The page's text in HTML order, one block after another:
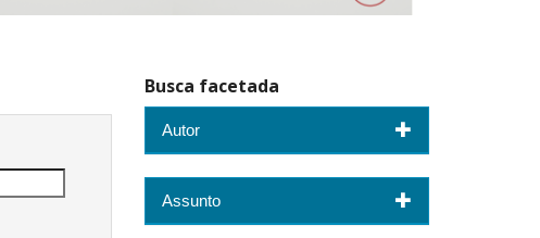
Busca facetada
Autor
Assunto